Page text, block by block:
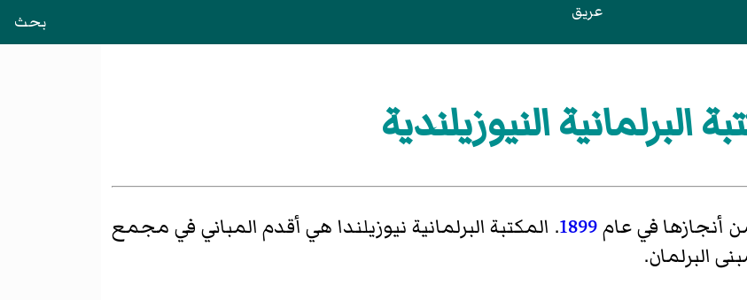
عريق بحث
البرلمانية النيوزيلندية
أنجازها في عام1899. المكتبة البرلمانية نيوزيلندا هي أقدم المباني في مجمع
البرلمان.